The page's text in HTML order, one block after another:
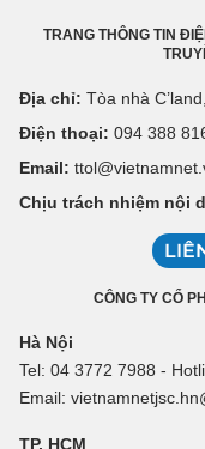
TRANG THÔNG TIN
Địa chỉ: Tòa nhà
Điện thoại: 094 388
Email:
Chịu trách nhiệm nội
CÔNG TY CỔ
Hà Nội
Tel: 04 3772 7988 -
Email:
TP. HCM